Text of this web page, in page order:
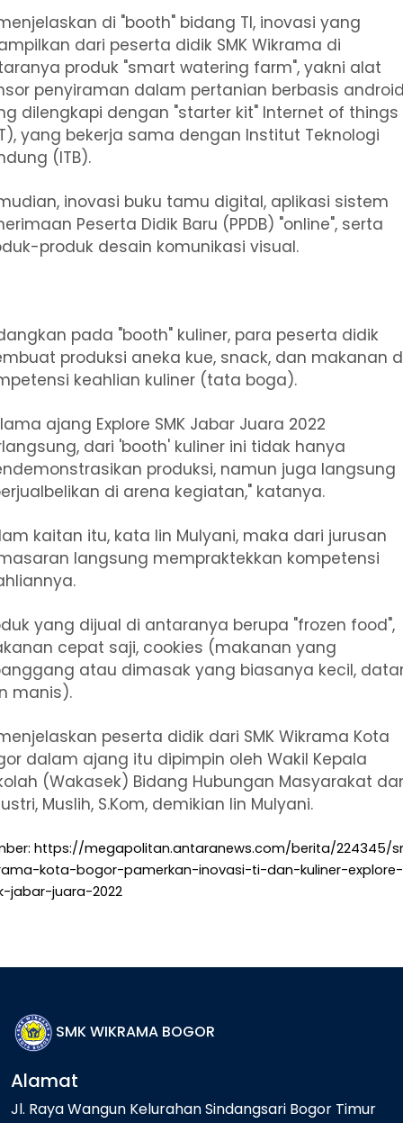
di "booth" bidang TI, inovasi yang
dari peserta didik SMK Wikrama di
produk "smart watering farm", yakni alat
penyiraman dalam pertanian berbasis
dilengkapi dengan "starter kit" Internet of things
yang bekerja sama dengan Institut Teknologi
(ITB).
inovasi buku tamu digital, aplikasi sistem
Peserta Didik Baru (PPDB) "online", serta
produk desain komunikasi visual.
pada "booth" kuliner, para peserta didik
produksi aneka kue, snack, dan makanan
keahlian kuliner (tata boga).
ajang Explore SMK Jabar Juara 2022
dari 'booth' kuliner ini tidak hanya
produksi, namun juga langsung
di arena kegiatan," katanya.
kaitan itu, kata Iin Mulyani, maka dari jurusan
langsung mempraktekkan kompetensi
yang dijual di antaranya berupa "frozen food",
cepat saji, cookies (makanan yang
atau dimasak yang biasanya kecil,
manis).
peserta didik dari SMK Wikrama Kota
dalam ajang itu dipimpin oleh Wakil Kepala
(Wakasek) Bidang Hubungan Masyarakat
Muslih, S.Kom, demikian Iin Mulyani.
https://megapolitan.antaranews.com/berita/224345/
kota-bogor-pamerkan-inovasi-ti-dan-kuliner-explore-
jabar-juara-2022
SMK WIKRAMA BOGOR
Alamat
Jl. Raya Wangun Kelurahan Sindangsari Bogor Timur